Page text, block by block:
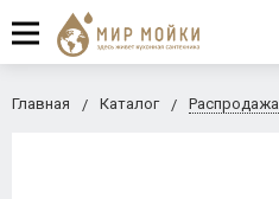
Главная Каталог Распродажа